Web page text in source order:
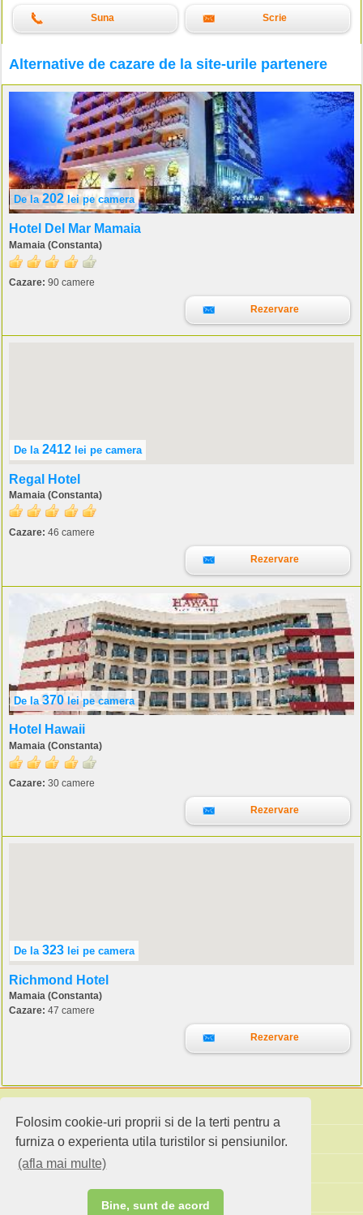
Folosim cookie-uri proprii si de la terti pentru a
furniza o experienta utila turistilor si pensiunilor.
(afla mai multe)
Bine, sunt de acord
Suna Scrie
Alternative de cazare de la site-urile partenere
De la202 leipe camera
Hotel Del Mar Mamaia
Mamaia (Constanta)
Cazare: 90 camere
Rezervare
De la 2412 lei pe camera
Regal Hotel
Mamaia (Constanta)
Cazare: 46 camere
Rezervare
De la 370leipe camera
Hotel Hawaii
Mamaia (Constanta)
Cazare: 30 camere
Rezervare
De la 323 lei pe camera
Richmond Hotel
Mamaia (Constanta)
Cazare: 47 camere
Rezervare
Cauta pensiuni